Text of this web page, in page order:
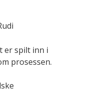
er spilt inn i
prosessen.